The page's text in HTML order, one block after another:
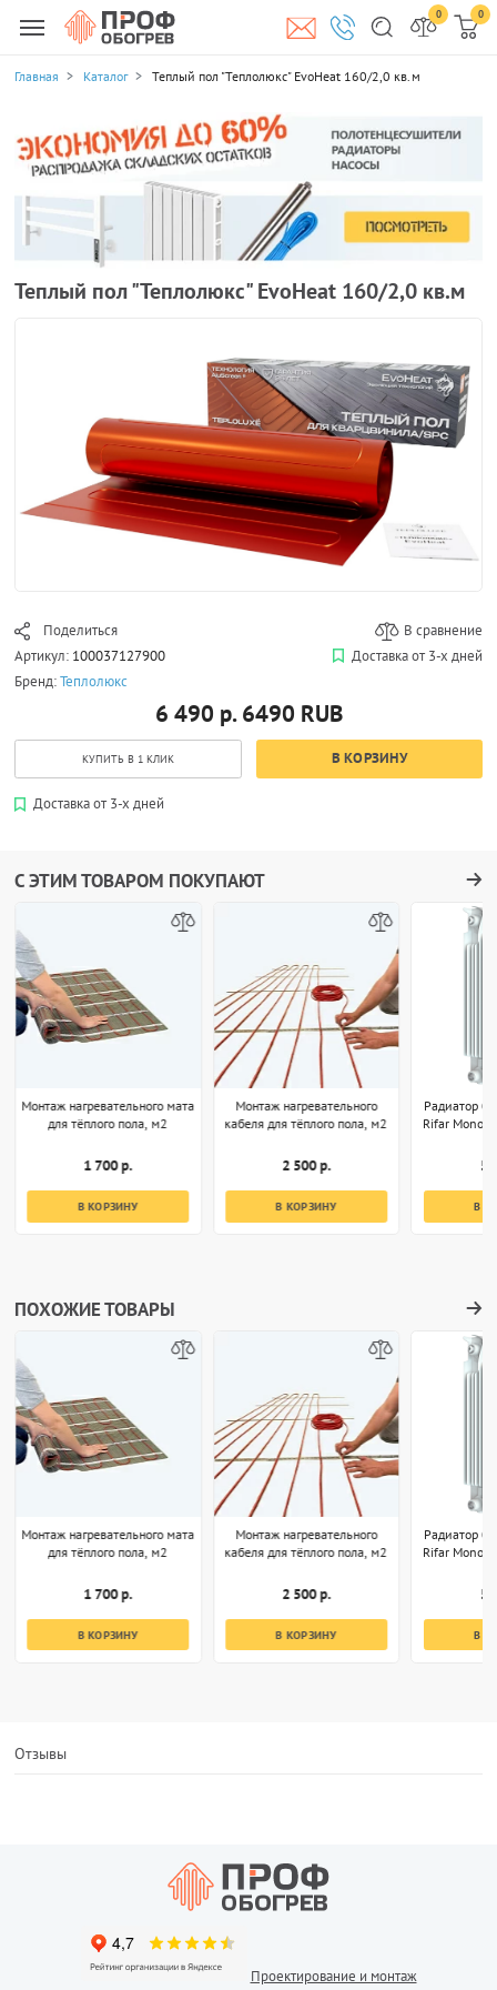
0 0
Главная Каталог Теплый пол "Теплолюкс" EvoHeat 160/2,0 кв.м
Теплый пол "Теплолюкс" EvoHeat 160/2,0 кв.м
Поделиться
В сравнение
Артикул: 100037127900
Доставка от 3-х дней
Бренд:Теплолюкс
6 490 р. 6490 RUB
КУПИТЬ В 1 КЛИК В КОРЗИНУ
Доставка от 3-х дней
С ЭТИМ ТОВАРОМ ПОКУПАЮТ
Монтаж нагревательного мата
для тёплого пола, м2
1 700 р.
В КОРЗИНУ
Монтаж нагревательного
кабеля для тёплого пола, м2
2 500 р.
В КОРЗИНУ
Радиатор
Rifar
5
В
ПОХОЖИЕ ТОВАРЫ
Монтаж нагревательного мата
для тёплого пола, м2
1 700 р.
В КОРЗИНУ
Монтаж нагревательного
кабеля для тёплого пола, м2
2 500 р.
В КОРЗИНУ
Радиатор
Rifar
5
В
Отзывы
Проектирование и монтаж